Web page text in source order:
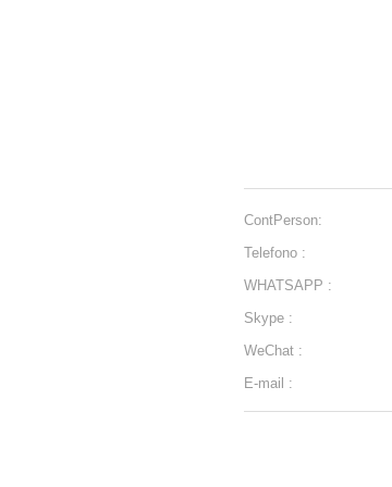
ContPerson:
Telefono :
WHATSAPP :
Skype :
WeChat :
E-mail :